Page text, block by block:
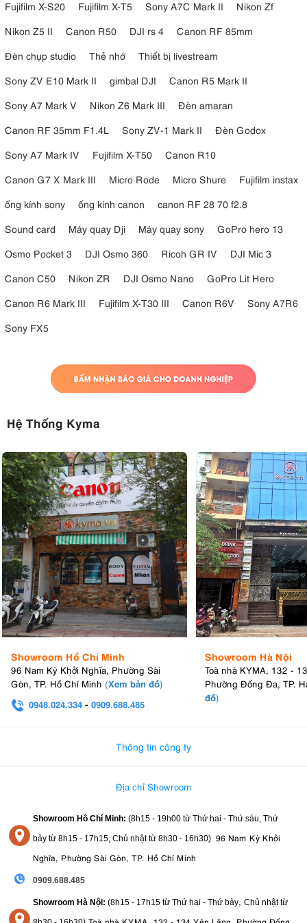
3.6. Chống chịu thời tiết
Được thiết kế để có độ bền cao, Fujifilm XF 35mm f/2 R WR được
chế tạo với thiết kế chống chịu thời tiết (WR), giúp ống kính chống
ống kínhtrở thành lựa chọn tuyệt vời cho các nhiếp ảnh gia làm
việc trong điều kiện ngoài trời khó lường, từ môi trường đô thị đến
chỉ tăng cường độ bền mà còn mang lại cảm giác cao cấp, đảm
bảo cầm nắm thoải mái và an toàn.
4. Ưu điểm và nhược điểm Fujifilm XF
35mm F2 R WR
Ưu điểm:
Độ sắc nét tuyệt vời
Hiệu ứng bokeh tốt
Hoạt động nhanh và im lặng
Nhược điểm:
Chụp ảnh chân dung: Mặc dù khẩu độ f/2 không phải là
nhanh nhất, nhưng nó vẫn đủ rộng để tạo ra hiệu ứng bokeh
đẹp mắt, giúp làm nổi bật chủ thể. Tiêu cự 35mm (tương
đương 53mm) mang lại góc nhìn tự nhiên, không làm méo
mó khuôn mặt, rất phù hợp cho chân dung đời thường hoặc
chân dung môi trường.
Chụp ảnh tĩnh vật: Độ sắc nét và khả năng kiểm soát độ
sâu trường ảnh tốt của ống kính này giúp bạn có thể tập
trung vào chi tiết và kết cấu của tĩnh vật, tạo ra những bức
ảnh nghệ thuật và ấn tượng.
Chụp ảnh đường phố: Kích thước nhỏ gọn, khả năng lấy
thành một ống kính hoàn hảo cho thể loại này.
Chụp ảnh du lịch: Nhờ sự kết hợp giữa kích thước nhỏ,
trọng lượng nhẹ, khả năng chống chịu thời tiết và chất lượng
hình ảnh xuất sắc, XF 35mm f/2 R WR là một người bạn
6. Fujifilm XF 35mm F2 R WR - Thông số kỹ
- Khẩu độ tối đa: f/2.0
- Khẩu độ tối thiểu: f/16
- Cấu trúc ống kính: 9 thấu kính chia thành 6 nhóm (bao gồm 2
- Khoảng cách lấy nét tối thiểu: 35cm
Fujifilm X-S20
Fujifilm X-T5 Sony A7C Mark II
Nikon Zf
Nikon Z5 II
Canon R50 DJI rs 4
Canon RF 85mm
Đèn chụp studio
Thẻ nhớ
Thiết bị livestream
Sony ZV E10 Mark II
gimbal DJI
Canon R5 Mark II
Sony A7 Mark V
Nikon Z6 Mark III
Đèn amaran
Canon RF 35mm F1.4L
Sony ZV-1 Mark II
Đèn Godox
Sony A7 Mark IV
Fujifilm X-T50
Canon R10
Canon G7 X Mark III
Micro Rode Micro Shure
Fujifilm instax
ống kính sony
ống kính canon
canon RF 28 70 f2.8
Sound card
Máy quay Dji Máy quay sony
GoPro hero 13
Osmo Pocket 3
DJI Osmo 360 Ricoh GR IV
DJI Mic 3
Canon C50
Nikon ZR DJI Osmo Nano
GoPro Lit Hero
Canon R6 Mark III
Fujifilm X-T30 III Canon R6V
Sony A7R6
Sony FX5
Hệ Thống Kyma
Showroom Hồ Chí Minh
96 Nam Kỳ Khởi Nghĩa, Phường Sài
Gòn, TP. Hồ Chí Minh (Xem bản đồ)
0948.024.334 - 0909.688.485
Showroom Hà Nội
Toà nhà KYMA, 132 -
Phường Đống Đa, TP.
đồ)
Thông tin công ty
Địa chỉ Showroom
Showroom Hồ Chí Minh: (8h15 - 19h00 từ Thứ hai - Thứ sáu, Thứ
bảy từ 8h15 - 17h15, Chủ nhật từ 8h30 - 16h30) 96 Nam Kỳ Khởi
Nghĩa, Phường Sài Gòn, TP. Hồ Chí Minh
0909.688.485
Showroom Hà Nội: (8h15 - 17h15 từ Thứ hai - Thứ bảy, Chủ nhật từ